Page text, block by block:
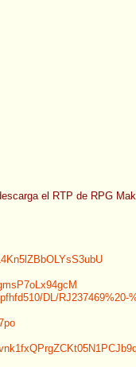
el RTP de RPG
DL/RJ237469%20-